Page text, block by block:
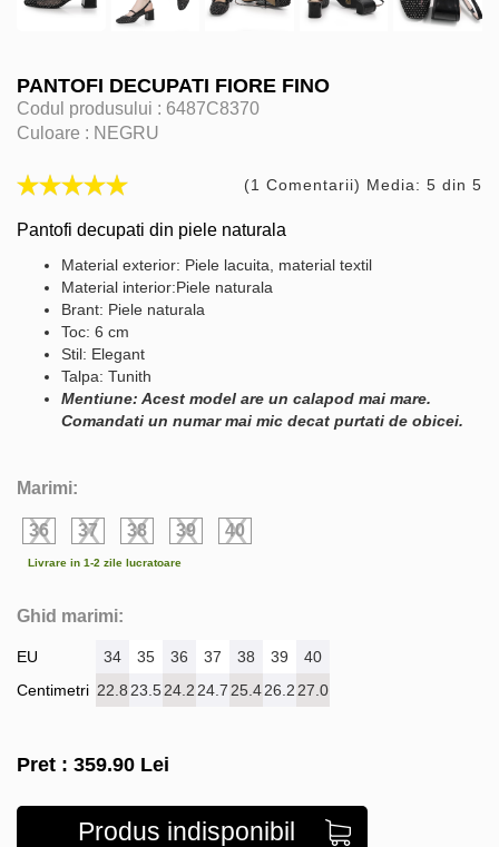
PANTOFI DECUPATI FIORE FINO
Codul produsului : 6487C8370
Culoare : NEGRU
(1 Comentarii) Media: 5 din 5
Pantofi decupati din piele naturala
Material exterior: Piele lacuita, material textil
Material interior:Piele naturala
Brant: Piele naturala
Toc: 6 cm
Stil: Elegant
Talpa: Tunith
Mentiune: Acest model are un calapod mai mare.
Comandati un numar mai mic decat purtati de obicei.
Marimi:
36 37 38 39 40
Livrare in 1-2 zile lucratoare
Ghid marimi:
EU
Centimetri
34 35 36 37 38 39
40
22.8 23.524.2 24.7 25.426.2 27.0
Pret : 359.90 Lei
Produs indisponibil